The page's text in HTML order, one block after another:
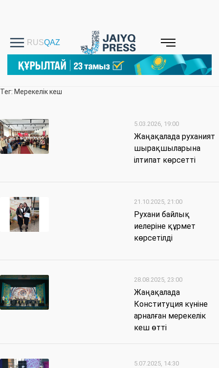
Тег: Мерекелік кеш
5.03.2026, 19:00
Жаңақалада руханият
шырақшыларына
ілтипат көрсетті
21.10.2025, 21:00
Рухани байлық
иелеріне құрмет
көрсетілді
28.08.2025, 23:00
Жаңақалада
Конституция күніне
арналған мерекелік
кеш өтті
5.07.2025, 14:30